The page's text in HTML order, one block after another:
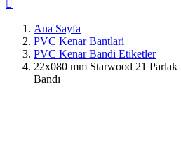

Ana Sayfa
PVC Kenar Bantlari
PVC Kenar Bandi Etiketler
22x080 mm Starwood 21
Bandı